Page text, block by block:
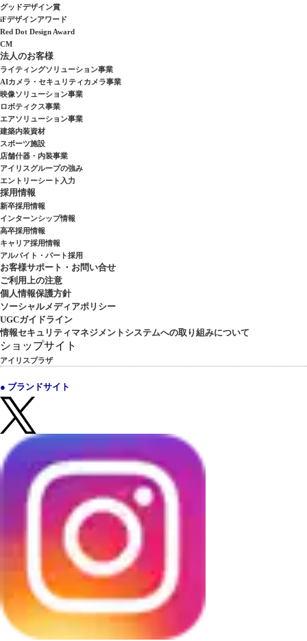
グッドデザイン賞
iFデザインアワード
Red Dot Design Award
CM
法人のお客様
ライティングソリューション事業
AIカメラ・セキュリティカメラ事業
映像ソリューション事業
ロボティクス事業
エアソリューション事業
建築内装資材
スポーツ施設
店舗什器・内装事業
アイリスグループの強み
エントリーシート入力
採用情報
新卒採用情報
インターンシップ情報
高卒採用情報
キャリア採用情報
アルバイト・パート採用
お客様サポート・お問い合せ
ご利用上の注意
個人情報保護方針
ソーシャルメディアポリシー
UGCガイドライン
情報セキュリティマネジメントシステムへの取り組みについて
ショップサイト
アイリスプラザ
● ブランドサイト